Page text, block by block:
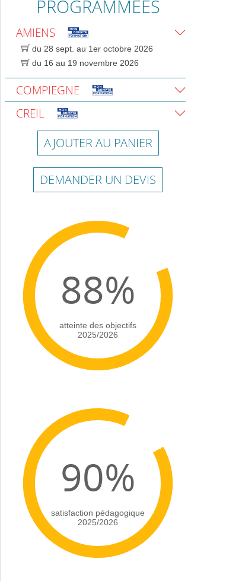
PROGRAMMÉES
AMIENS
du 28 sept. au 1er octobre 2026
du 16 au 19 novembre 2026
COMPIEGNE
CREIL
AJOUTER AU PANIER
DEMANDER UN DEVIS
88%
atteinte des objectifs
2025/2026
90%
satisfaction pédagogique
2025/2026